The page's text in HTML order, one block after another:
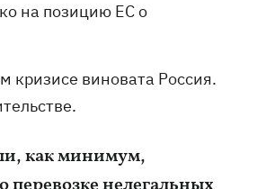
на позицию ЕС о
кризисе виновата Россия.
как минимум,